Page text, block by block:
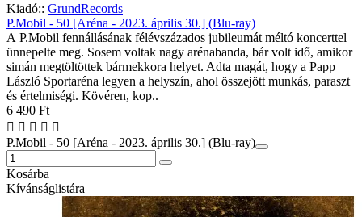
Kiadó:: GrundRecords
P.Mobil - 50 [Aréna - 2023. április 30.] (Blu-ray)
A P.Mobil fennállásának félévszázados jubileumát méltó koncerttel
ünnepelte meg. Sosem voltak nagy arénabanda, bár volt idő, amikor
simán megtöltöttek bármekkora helyet. Adta magát, hogy a Papp
László Sportaréna legyen a helyszín, ahol összejött munkás, paraszt
és értelmiségi. Kövéren, kop..
6 490 Ft
P.Mobil - 50 [Aréna - 2023. április 30.] (Blu-ray)
Kosárba
Kívánságlistára